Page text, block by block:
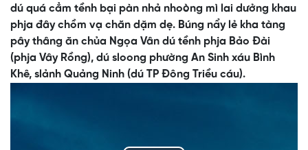
dú quá cẳm tềnh bại pàn nhả nhoòng mì lai dưởng khau
phja đây chồm vạ chăn dặm dẹ. Búng nẩy lẻ kha tàng
pây thâng ăn chủa Ngọa Vân dú tềnh phja Bảo Đài
(phja Vây Rồng), dú sloong phường An Sinh xáu Bình
Khê, slảnh Quảng Ninh (dú TP Đông Triều cáu).